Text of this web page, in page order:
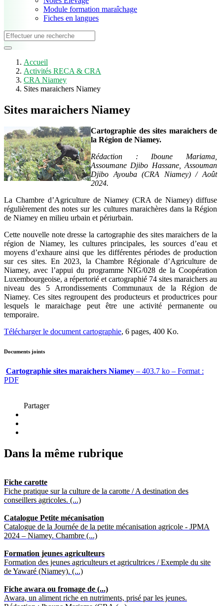
Module formation maraîchage
Fiches en langues
Accueil
Activités RECA & CRA
CRA Niamey
Sites maraichers Niamey
Sites maraichers Niamey
Cartographie des sites maraichers de
la Région de Niamey.
Rédaction : Iboune Mariama,
Assoumane Djibo Hassane, Assouman
Djibo Ayouba (CRA Niamey) / Août
2024.
La Chambre d’Agriculture de Niamey (CRA de Niamey) diffuse
régulièrement des notes sur les cultures maraichères dans la Région
de Niamey en milieu urbain et périurbain.
Cette nouvelle note dresse la cartographie des sites maraichers de la
région de Niamey, les cultures principales, les sources d’eau et
moyens d’exhaure ainsi que les différentes périodes de production
sur ces sites. En 2023, la Chambre Régionale d’Agriculture de
Niamey, avec l’appui du programme NIG/028 de la Coopération
Luxembourgeoise, a répertorié et cartographié 74 sites maraichers au
niveau des 5 Arrondissements Communaux de la Région de
Niamey. Ces sites regroupent des producteurs et productrices pour
lesquels le maraichage peut être une activité permanente ou
temporaire.
Télécharger le document cartographie, 6 pages, 400 Ko.
Documents joints
Cartographie sites maraichers Niamey – 403.7 ko – Format :
PDF
Partager
Dans la même rubrique
Fiche carotte
Fiche pratique sur la culture de la carotte / A destination des
conseillers agricoles. (...)
Catalogue Petite mécanisation
Catalogue de la Journée de la petite mécanisation agricole - JPMA
2024 – Niamey. Chambre (...)
Formation jeunes agriculteurs
Formation des jeunes agriculteurs et agricultrices / Exemple du site
de Yawaré (Niamey). (...)
Fiche awara ou fromage de (...)
Awara, un aliment riche en nutriments, prisé par les jeunes.